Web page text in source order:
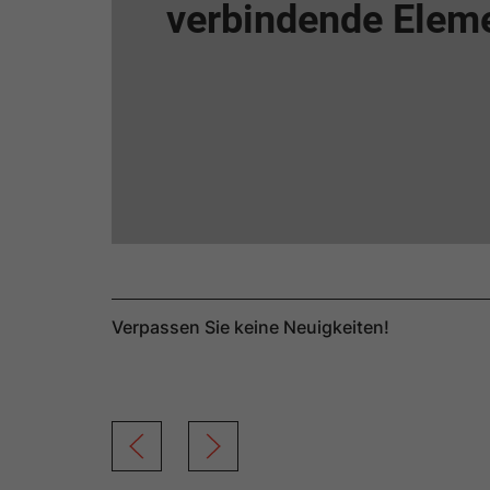
verbindende
Verpassen Sie keine Neuigkeiten!